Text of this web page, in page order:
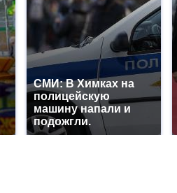
СМИ: В Химках на
полицейскую
машину напали и
подожгли.